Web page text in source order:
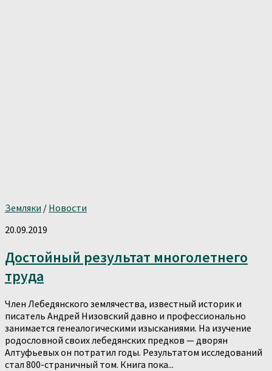
Земляки / Новости
20.09.2019
Достойный результат многолетнего
труда
Член Лебедянского землячества, известный историк и
писатель Андрей Низовский давно и профессионально
занимается генеалогическими изысканиями. На изучение
родословной своих лебедянских предков — дворян
Алтуфьевых он потратил годы. Результатом исследований
стал 800-страничный том. Книга пока...